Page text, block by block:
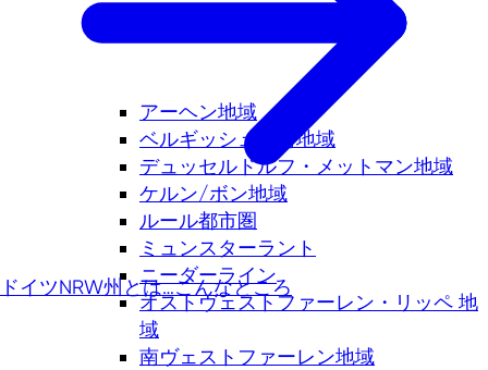
アーヘン地域
ベルギッシュ三角地域
デュッセルドルフ・メットマン地域
ケルン/ボン地域
ルール都市圏
ミュンスターラント
ニーダーライン
オストヴェストファーレン・リッペ 地
域
南ヴェストファーレン地域
ドイツNRW州とは…こんなところ